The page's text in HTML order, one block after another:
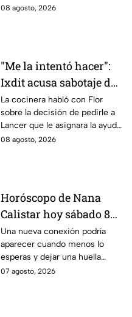
24/7
interior del Mundo MasterChef
08 agosto, 2026
"Me la intentó hacer":
Ixdit acusa sabotaje de
Ramahá en la pasada
gala de salvación de
MasterChef 24/7
La cocinera habló con Flor
sobre la decisión de pedirle a
Lancer que le asignara la ayuda
de Ramahá y no la de Daniela
08 agosto, 2026
Horóscopo de Nana
Calistar hoy sábado 8
de agosto del 2026 para
cada signo; una
conexión inesperada
podría transformar tus
Una nueva conexión podría
aparecer cuando menos lo
esperas y dejar una huella
importante.
07 agosto, 2026